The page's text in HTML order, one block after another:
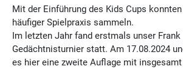
Mit der Einführung des Kids Cups
häufiger Spielpraxis sammeln.
Im letzten Jahr fand erstmals unser
Gedächtnisturnier statt. Am 17.08.2024
es hier eine zweite Auflage mit